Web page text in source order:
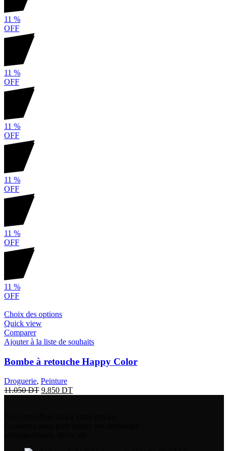
11 %
OFF
11 %
OFF
11 %
OFF
11 %
OFF
11 %
OFF
11 %
OFF
Choix des options
Quick view
Comparer
Ajouter à la liste de souhaits
Bombe à retouche Happy Color
Droguerie, Peinture
11.050DT 9.850 DT